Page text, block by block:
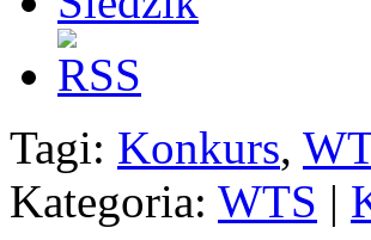
Tagi: Konkurs,
Kategoria: WTS |